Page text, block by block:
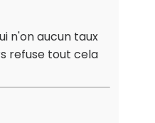
n'on aucun taux
refuse tout cela